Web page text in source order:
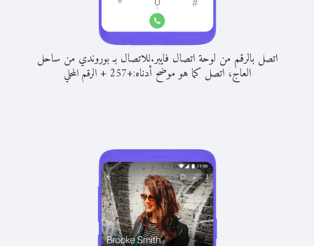
اتصل بالرقم من لوحة اتصال فايبر.للاتصال بـ بوروندي من ساحل
العاج، اتصل كما هو موضح أدناه:+
257
+الرقم المحلي